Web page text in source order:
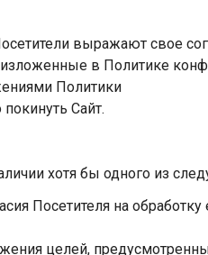
выражают свое
в Политике
Политики
Сайт.
хотя бы одного из
Посетителя на
целей,